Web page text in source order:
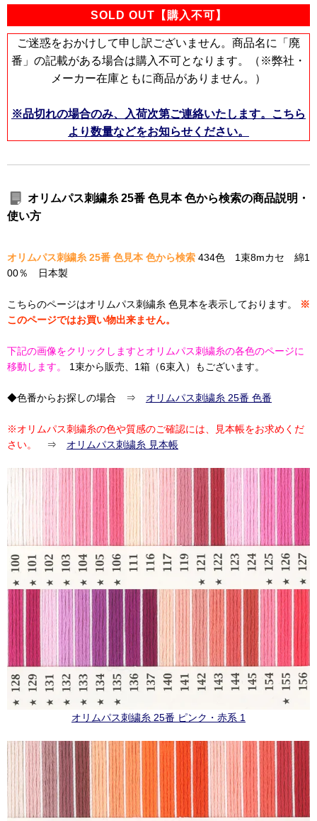
SOLD OUT【購入不可】
ご迷惑をおかけして申し訳ございません。商品名に「廃
番」の記載がある場合は購入不可となります。（※弊社・
メーカー在庫ともに商品がありません。）
※品切れの場合のみ、入荷次第ご連絡いたします。こちら
より数量などをお知らせください。
オリムパス刺繍糸 25番 色見本 色から検索の商品説明・
使い方
オリムパス刺繍糸 25番 色見本 色から検索 434色 1束8mカセ 綿1
00％ 日本製
こちらのページはオリムパス刺繍糸 色見本を表示しております。
※
このページではお買い物出来ません。
下記の画像をクリックしますとオリムパス刺繍糸の各色のページに
移動します。
1束から販売、1箱（6束入）もございます。
◆色番からお探しの場合 ⇒ オリムパス刺繍糸 25番 色番
※オリムパス刺繍糸の色や質感のご確認には、見本帳をお求めくだ
さい。
⇒ オリムパス刺繍糸 見本帳
オリムパス刺繍糸 25番 ピンク・赤系 1